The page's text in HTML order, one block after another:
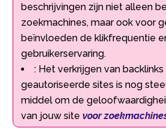
beschrijvingen zijn niet alleen
zoekmachines, maar ook voor
beïnvloeden de klikfrequentie
gebruikerservaring.​
: Het verkrijgen van
geautoriseerde sites is nog
middel om de
van jouw sitevoor